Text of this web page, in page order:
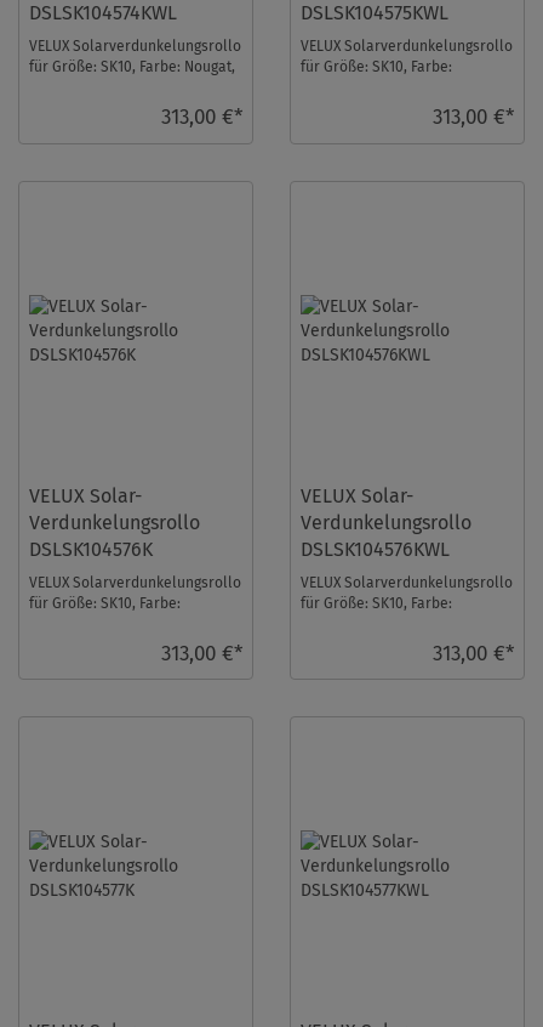
DSLSK104574KWL
VELUX Solarverdunkelungsrollo
für Größe: SK10, Farbe: Nougat,
313,00 €*
DSLSK104575KWL
VELUX Solarverdunkelungsrollo
für Größe: SK10, Farbe:
313,00 €*
VELUX Solar-
Verdunkelungsrollo
DSLSK104576K
VELUX Solarverdunkelungsrollo
für Größe: SK10, Farbe:
313,00 €*
VELUX Solar-
Verdunkelungsrollo
DSLSK104576KWL
VELUX Solarverdunkelungsrollo
für Größe: SK10, Farbe:
313,00 €*